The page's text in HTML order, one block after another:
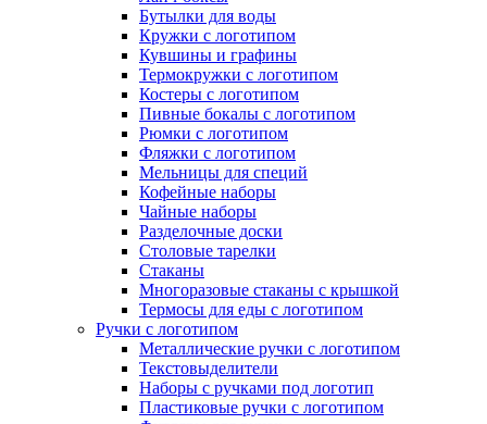
Бутылки для воды
Кружки с логотипом
Кувшины и графины
Термокружки с логотипом
Костеры с логотипом
Пивные бокалы с логотипом
Рюмки с логотипом
Фляжки с логотипом
Мельницы для специй
Кофейные наборы
Чайные наборы
Разделочные доски
Столовые тарелки
Стаканы
Многоразовые стаканы с крышкой
Термосы для еды с логотипом
Ручки с логотипом
Металлические ручки с логотипом
Текстовыделители
Наборы с ручками под логотип
Пластиковые ручки с логотипом